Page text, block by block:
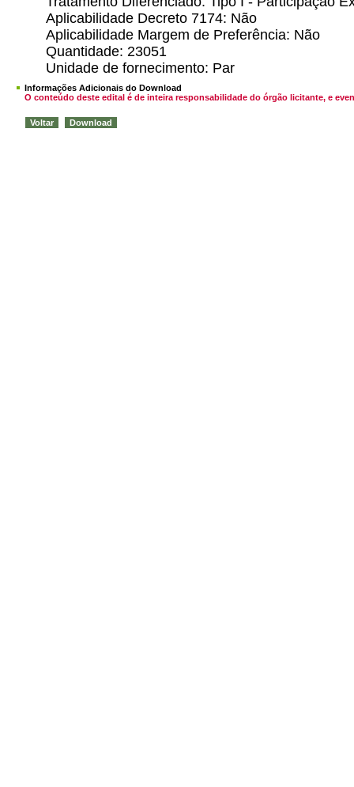
Aplicabilidade Decreto 7174: Não
Aplicabilidade Margem de Preferência: Não
Quantidade: 23051
Unidade de fornecimento: Par
Informações Adicionais do Download
O conteúdo deste edital é de inteira responsabilidade do órgão licitante, e